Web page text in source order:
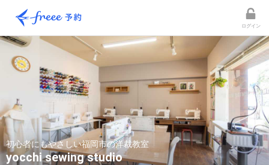
ログイン
初心者にもやさしい福岡市の洋裁教室
yocchi sewing studio